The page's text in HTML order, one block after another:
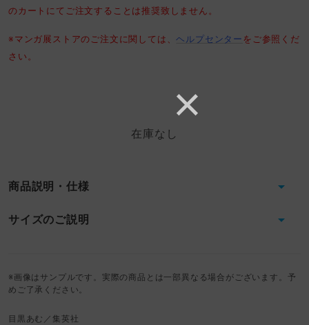
のカートにてご注文することは推奨致しません。
※マンガ展ストアのご注文に関しては、ヘルプセンター をご参照くだ
さい。
在庫なし
商品説明・仕様
サイズのご説明
※画像はサンプルです。実際の商品とは一部異なる場合がございます。予
めご了承ください。
目黒あむ／集英社